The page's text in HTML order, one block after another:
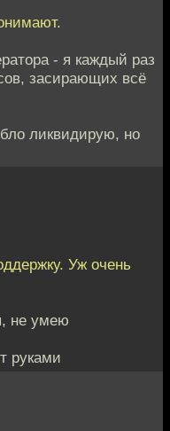
- я каждый раз
засирающих всё
ликвидирую, но
Уж очень
не умею
руками